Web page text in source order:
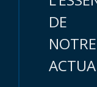
DE
NOTRE